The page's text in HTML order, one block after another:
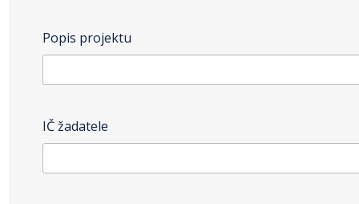
Popis projektu
IČ žadatele